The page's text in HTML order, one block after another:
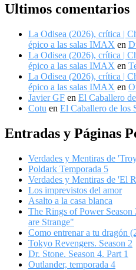
Ultimos comentarios
La Odisea (2026), crítica |
épico a las salas IMAX en
La Odisea (2026), crítica |
épico a las salas IMAX en
La Odisea (2026), crítica |
épico a las salas IMAX en
Javier GF en El Caballero
Cotu en El Caballero de los
Entradas y Páginas
Verdades y Mentiras de
Poldark Temporada 5
Verdades y Mentiras de 'El
Los imprevistos del amor
Asalto a la casa blanca
The Rings of Power
are Strange"
Como entrenar a tu dragón
Tokyo Revengers. Season 2
Dr. Stone. Season 4. Part 1
Outlander, temporada 4